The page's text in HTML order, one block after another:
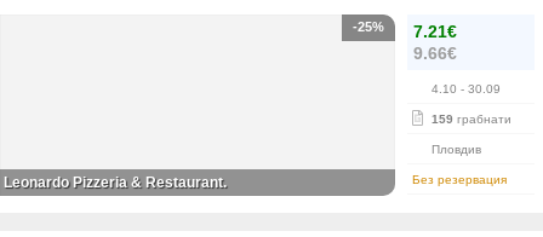
7.21€
9.66€
4.10 - 30.09
159 грабнати
Пловдив
Без резервация
-25%
Leonardo Pizzeria & Restaurant.